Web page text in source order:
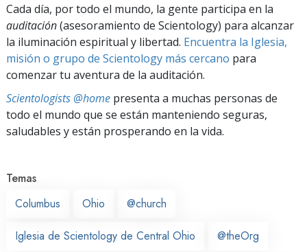
Cada día, por todo el mundo, la gente participa en la
auditación(asesoramiento de Scientology) para alcanzar
la iluminación espiritual y libertad. Encuentra la Iglesia,
misión o grupo de Scientology más cercano para
comenzar tu aventura de la auditación.
Scientologists @home presenta a muchas personas de
todo el mundo que se están manteniendo seguras,
saludables y están prosperando en la vida.
Temas
Columbus
Ohio @church
Iglesia de Scientology de Central Ohio @theOrg